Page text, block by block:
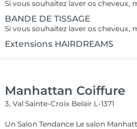
BANDE DE TISSAGE
Extensions HAIRDREAMS
Manhattan Coiffure
3, Val Sainte-Croix Belair L-1371
Un Salon Tendance Le salon